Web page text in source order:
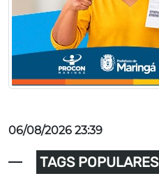
06/08/2026 23:39
TAGS POPULARES